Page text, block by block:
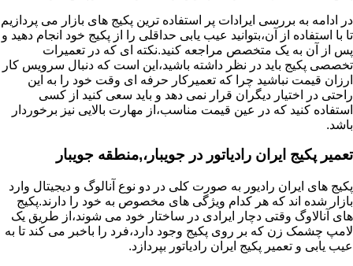
در ادامه به بررسی ایرادات پر استفاده ترین پکیج های بازار می پردازیم
تا با استفاده از آن،بتوانید عیب یابی حداقلی را از پکیج خود انجام دهید و
پس از آن به یک متخصص مراجعه کنید.نکته ای که در تعمیرات
تخصصی پکیج باید در نظر داشته باشید،این است که دنبال سرویس کار
ارزان قیمت نباشید چرا که تعمیرکار حرفه ای وقت خود را به این
راحتی در اختیار دیگران قرار نمی دهد و باید سعی کنید از کسی
استفاده کنید که در عین قیمت مناسب،از مهارت بالایی نیز برخوردار
باشد.
تعمیر پکیج ایران رادیاتور در جویبار،,منطقه جویبار
پکیج های ایران رادیور به صورت کلی در دو نوع آنالوگ و دیجیتال وارد
بازار شده اند که هر کدام ویژگی های مخصوص به خود را دارند.پکیج
های آنالاوگ وقتی دچار ایرادی در ساختار خود می شوند،از طریق یک
لامپ چشمک زن که بر روی پکیج وجود دارد،فرد را باخبر می کند تا به
عیب یابی و تعمیر پکیج ایران رادیاتور بپردازد.